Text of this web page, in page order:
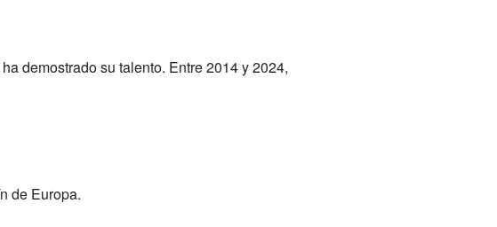
demostrado su talento. Entre 2014 y 2024,
de Europa.